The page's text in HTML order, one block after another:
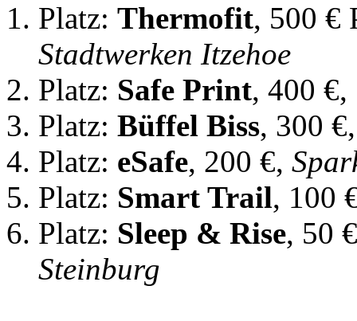
Platz: Thermofit, 500 €
Stadtwerken Itzehoe
Platz: Safe Print, 400 €,
Platz: Büffel Biss, 300
Platz: eSafe, 200 €,
Platz: Smart Trail, 100
Platz: Sleep & Rise, 50
Steinburg